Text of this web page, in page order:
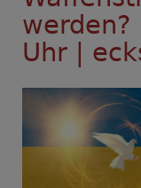
Uhr |